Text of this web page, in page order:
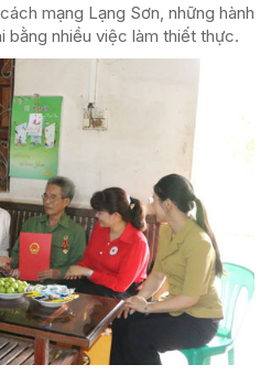
mạng Lạng Sơn, những hành
bằng nhiều việc làm thiết thực.